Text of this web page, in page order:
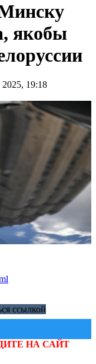
якобы
2025, 19:18
ссылкой
НА САЙТ